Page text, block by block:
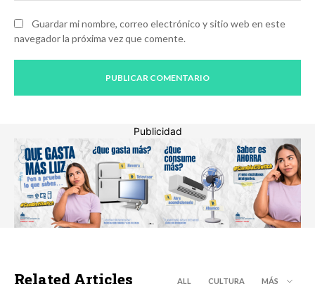
Guardar mi nombre, correo electrónico y sitio web en este
navegador la próxima vez que comente.
Publicidad
Related Articles ALL CULTURA MÁS